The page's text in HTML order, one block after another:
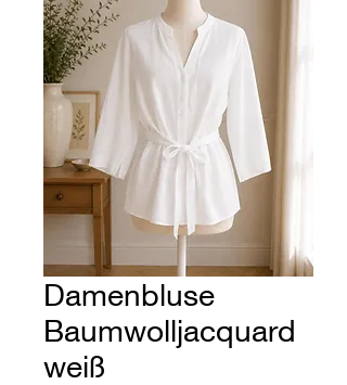
Damenbluse
Baumwolljacquard
weiß